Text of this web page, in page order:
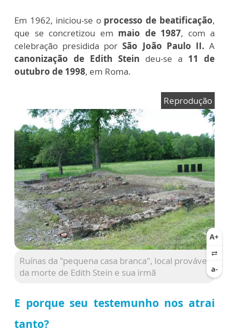
Em 1962, iniciou-se o processo de beatificação,
que se concretizou em maio de 1987, com a
celebração presidida porSão João Paulo II. A
canonização de Edith Stein deu-se a 11 de
outubro de 1998, em Roma.
Reprodução
Ruínas da "pequena casa branca", local provável
da morte de Edith Stein e sua irmã
E porque seu testemunho nos atrai
tanto?